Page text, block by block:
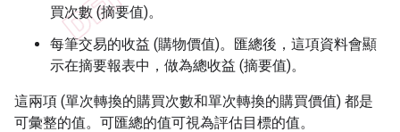
買次數 (摘要值)。
每筆交易的收益 (購物價值)。匯總後，這項資料會顯
示在摘要報表中，做為總收益 (摘要值)。
這兩項 (單次轉換的購買次數和單次轉換的購買價值) 都是
可彙整的值。可匯總的值可視為評估目標的值。